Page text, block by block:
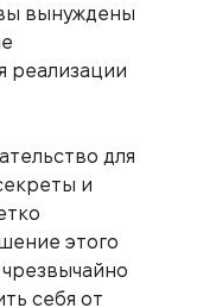
вынуждены
реализации
для
и
этого
себя от